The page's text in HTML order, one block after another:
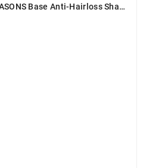
FOUR REASONS Base Anti-Hairloss Shampoo 275 Ml